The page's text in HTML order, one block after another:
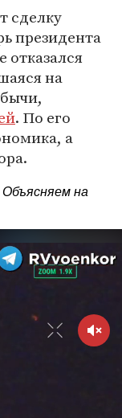
сделку
президента
отказался
на
. По его
а
на